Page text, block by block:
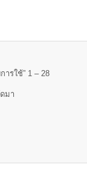
ารใช้” 1 – 28
มา